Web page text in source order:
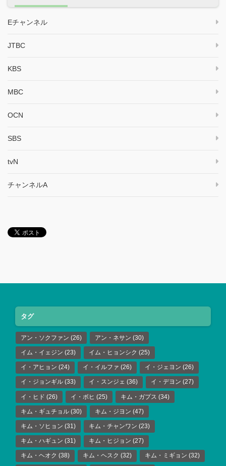
Eチャンネル
JTBC
KBS
MBC
OCN
SBS
tvN
チャンネルA
タグ
アン・ソクファン (26) アン・ネサン (30)
イム・イェジン (23) イム・ヒョンシク (25)
イ・アヒョン (24) イ・イルファ (26) イ・ジェヨン (26)
イ・ジョンギル (33) イ・スンジェ (36) イ・デヨン (27)
イ・ヒド (26) イ・ボヒ (25) キム・ガプス (34)
キム・ギュチョル (30) キム・ジヨン (47)
キム・ソヒョン (31) キム・チャンワン (23)
キム・ハギュン (31) キム・ヒジョン (27)
キム・ヘオク (38) キム・ヘスク (32) キム・ミギョン (32)